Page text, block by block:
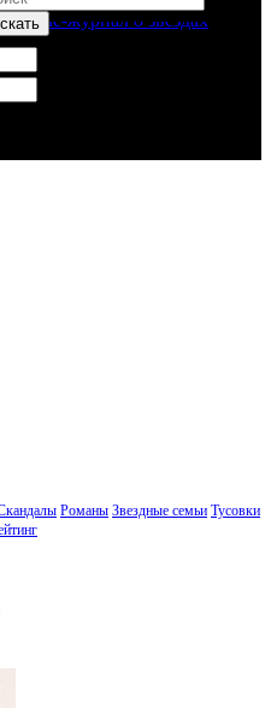
Романы Звездные семьи Тусовки